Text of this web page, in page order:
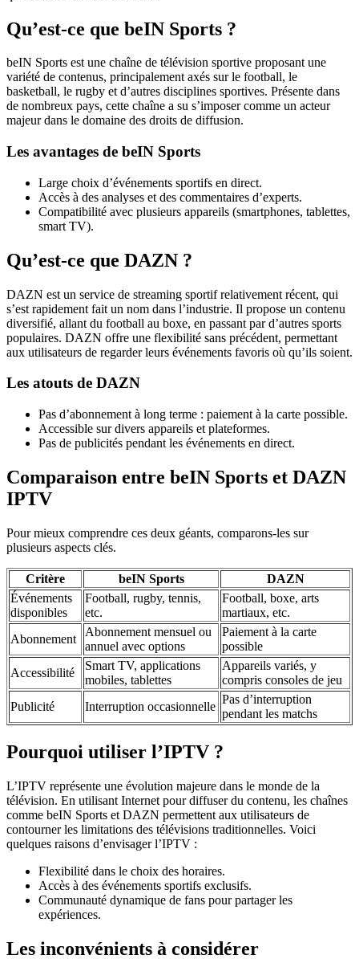
Qu’est-ce que beIN Sports ?
beIN Sports est une chaîne de télévision sportive proposant une
variété de contenus, principalement axés sur le football, le
basketball, le rugby et d’autres disciplines sportives. Présente dans
de nombreux pays, cette chaîne a su s’imposer comme un acteur
majeur dans le domaine des droits de diffusion.
Les avantages de beIN Sports
Large choix d’événements sportifs en direct.
Accès à des analyses et des commentaires d’experts.
Compatibilité avec plusieurs appareils (smartphones, tablettes,
smart TV).
Qu’est-ce que DAZN ?
DAZN est un service de streaming sportif relativement récent, qui
s’est rapidement fait un nom dans l’industrie. Il propose un contenu
diversifié, allant du football au boxe, en passant par d’autres sports
populaires. DAZN offre une flexibilité sans précédent, permettant
aux utilisateurs de regarder leurs événements favoris où qu’ils soient.
Les atouts de DAZN
Pas d’abonnement à long terme : paiement à la carte possible.
Accessible sur divers appareils et plateformes.
Pas de publicités pendant les événements en direct.
Comparaison entre beIN Sports et DAZN
IPTV
Pour mieux comprendre ces deux géants, comparons-les sur
plusieurs aspects clés.
Critère beIN Sports
DAZN
Événements
disponibles
Football, rugby, tennis,
etc.
Football, boxe, arts
martiaux, etc.
Abonnement
Abonnement mensuel ou
annuel avec options
Paiement à la carte
possible
Accessibilité
Smart TV, applications
mobiles, tablettes
Appareils variés, y
compris consoles de jeu
Publicité
Interruption occasionnelle
Pas d’interruption
pendant les matchs
Pourquoi utiliser l’IPTV ?
L’IPTV représente une évolution majeure dans le monde de la
télévision. En utilisant Internet pour diffuser du contenu, les chaînes
comme beIN Sports et DAZN permettent aux utilisateurs de
contourner les limitations des télévisions traditionnelles. Voici
quelques raisons d’envisager l’IPTV :
Flexibilité dans le choix des horaires.
Accès à des événements sportifs exclusifs.
Communauté dynamique de fans pour partager les
expériences.
Les inconvénients à considérer